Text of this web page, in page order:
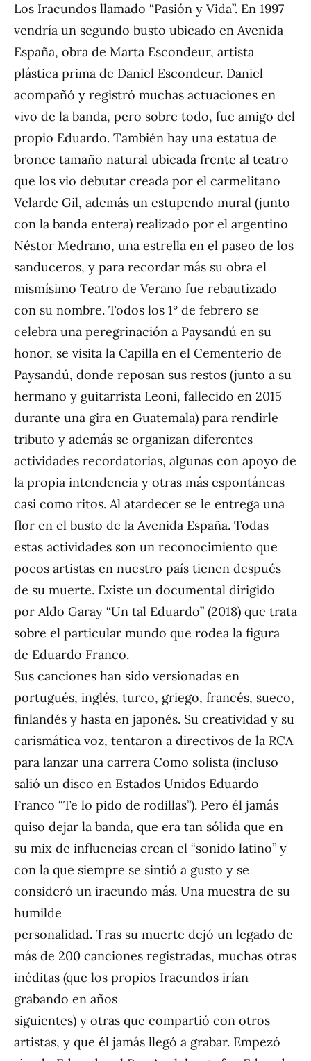
Los Iracundos llamado “Pasión y Vida”. En 1997
vendría un segundo busto ubicado en Avenida
España, obra de Marta Escondeur, artista
plástica prima de Daniel Escondeur. Daniel
acompañó y registró muchas actuaciones en
vivo de la banda, pero sobre todo, fue amigo del
propio Eduardo. También hay una estatua de
bronce tamaño natural ubicada frente al teatro
que los vio debutar creada por el carmelitano
Velarde Gil, además un estupendo mural (junto
con la banda entera) realizado por el argentino
Néstor Medrano, una estrella en el paseo de los
sanduceros, y para recordar más su obra el
mismísimo Teatro de Verano fue rebautizado
con su nombre. Todos los 1° de febrero se
celebra una peregrinación a Paysandú en su
honor, se visita la Capilla en el Cementerio de
Paysandú, donde reposan sus restos (junto a su
hermano y guitarrista Leoni, fallecido en 2015
durante una gira en Guatemala) para rendirle
tributo y además se organizan diferentes
actividades recordatorias, algunas con apoyo de
la propia intendencia y otras más espontáneas
casi como ritos. Al atardecer se le entrega una
flor en el busto de la Avenida España. Todas
estas actividades son un reconocimiento que
pocos artistas en nuestro país tienen después
de su muerte. Existe un documental dirigido
por Aldo Garay “Un tal Eduardo” (2018) que trata
sobre el particular mundo que rodea la figura
de Eduardo Franco.
Sus canciones han sido versionadas en
portugués, inglés, turco, griego, francés, sueco,
finlandés y hasta en japonés. Su creatividad y su
carismática voz, tentaron a directivos de la RCA
para lanzar una carrera Como solista (incluso
salió un disco en Estados Unidos Eduardo
Franco “Te lo pido de rodillas”). Pero él jamás
quiso dejar la banda, que era tan sólida que en
su mix de influencias crean el “sonido latino” y
con la que siempre se sintió a gusto y se
consideró un iracundo más. Una muestra de su
humilde
personalidad. Tras su muerte dejó un legado de
más de 200 canciones registradas, muchas otras
inéditas (que los propios Iracundos irían
grabando en años
siguientes) y otras que compartió con otros
artistas, y que él jamás llegó a grabar. Empezó